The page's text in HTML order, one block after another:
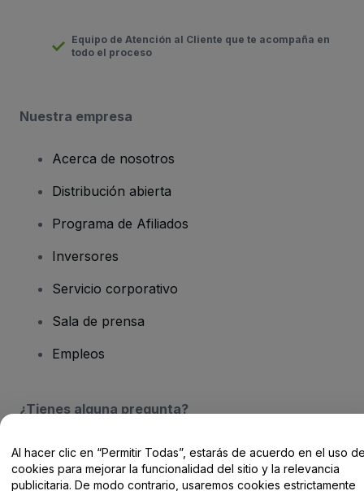
Equipo de Atención al Cliente que te acompaña en
todo el proceso
Nuestra empresa
Acerca de nosotros
Distribución abierta
Programa de Afiliados
Inversores
Servicio corporativo
Sala de prensa
Empleos
¿Tienes alguna pregunta?
Centro de Ayuda / Contacto
Al hacer clic en “Permitir Todas”, estarás de acuerdo en el uso
cookies para mejorar la funcionalidad del sitio y la relevancia
publicitaria. De modo contrario, usaremos cookies estrictamente